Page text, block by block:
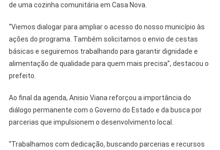
de uma cozinha comunitária em Casa Nova.
“Viemos dialogar para ampliar o acesso do nosso município às
ações do programa. Também solicitamos o envio de cestas
básicas e seguiremos trabalhando para garantir dignidade e
alimentação de qualidade para quem mais precisa”, destacou o
prefeito.
Ao final da agenda, Anisio Viana reforçou a importância do
diálogo permanente com o Governo do Estado e da busca por
parcerias que impulsionem o desenvolvimento local.
“Trabalhamos com dedicação, buscando parcerias e recursos